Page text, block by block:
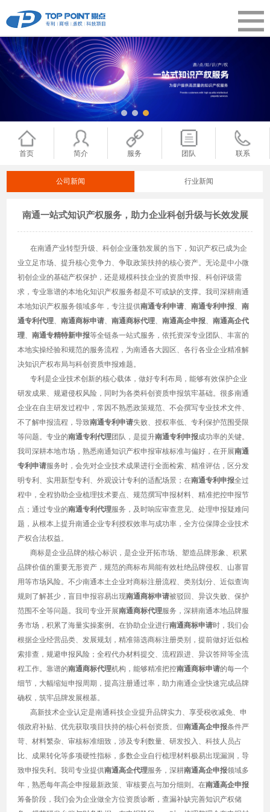
首页 简介 服务 团队 联系
公司新闻 行业新闻
南通一站式知识产权服务，助力企业科创升级与长效发展
在南通产业转型升级、科创企业蓬勃发展的当下，知识产权已成为企
业立足市场、提升核心竞争力、争取政策扶持的核心资产。无论是中小微
初创企业的基础产权保护，还是规模科技企业的资质申报、科创评级需
求，专业靠谱的本地化知识产权服务都是不可或缺的支撑。我司深耕南通
本地知识产权服务领域多年，专注提供南通专利申请、南通专利申报、南
通专利代理、南通商标申请、南通商标代理、南通高企申报、南通高企代
理、南通专精特新申报等全链条一站式服务，依托资深专业团队、丰富的
本地实操经验和规范的服务流程，为南通各大园区、各行各业企业精准解
决知识产权布局与科创资质申报难题。
专利是企业技术创新的核心载体，做好专利布局，能够有效保护企业
研发成果、规避侵权风险，同时为各类科创资质申报筑牢基础。很多南通
企业在自主研发过程中，常因不熟悉政策规范、不会撰写专业技术文件、
不了解申报流程，导致南通专利申请失败、授权率低、专利保护范围受限
等问题。专业的南通专利代理团队，是提升南通专利申报成功率的关键。
我司深耕本地市场，熟悉南通知识产权申报审核标准与偏好，在开展南通
专利申请服务时，会先对企业技术成果进行全面检索、精准评估，区分发
明专利、实用新型专利、外观设计专利的适配场景；在南通专利申报全过
程中，全程协助企业梳理技术要点、规范撰写申报材料、精准把控申报节
点；通过专业的南通专利代理服务，及时响应审查意见、处理申报疑难问
题，从根本上提升南通企业专利授权效率与成功率，全方位保障企业技术
产权合法权益。
商标是企业品牌的核心标识，是企业开拓市场、塑造品牌形象、积累
品牌价值的重要无形资产，规范的商标布局能有效杜绝品牌侵权、山寨冒
用等市场风险。不少南通本土企业对商标注册流程、类别划分、近似查询
规则了解甚少，盲目申报容易出现南通商标申请被驳回、异议失败、保护
范围不全等问题。我司专业开展南通商标代理服务，深耕南通本地品牌服
务市场，积累了海量实操案例。在协助企业进行南通商标申请时，我们会
根据企业经营品类、发展规划，精准筛选商标注册类别，提前做好近似检
索排查，规避申报风险；全程代办材料提交、流程跟进、异议答辩等全流
程工作。靠谱的南通商标代理机构，能够精准把控南通商标申请的每一个
细节，大幅缩短申报周期，提高注册通过率，助力南通企业快速完成品牌
确权，筑牢品牌发展根基。
高新技术企业认定是南通科技企业提升品牌实力、享受税收减免、申
领政府补贴、优先获取项目扶持的核心科创资质。但南通高企申报条件严
苛、材料繁杂、审核标准细致，涉及专利数量、研发投入、科技人员占
比、成果转化等多项硬性指标，多数企业自行梳理材料极易出现漏洞，导
致申报失利。我司专业提供南通高企代理服务，深耕南通高企申报领域多
年，熟悉每年高企申报最新政策、审核要点与加分细则。在南通高企申报
筹备阶段，我们会为企业做全方位资质诊断，查漏补缺完善知识产权储